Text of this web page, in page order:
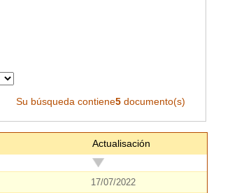
Su búsqueda contiene5 documento(s)
Actualisación
17/07/2022